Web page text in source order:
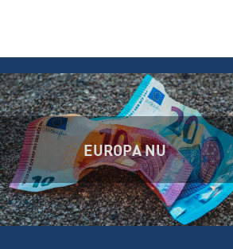
EUROPA NU